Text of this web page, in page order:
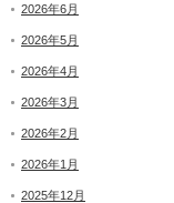
2026年6月
2026年5月
2026年4月
2026年3月
2026年2月
2026年1月
2025年12月